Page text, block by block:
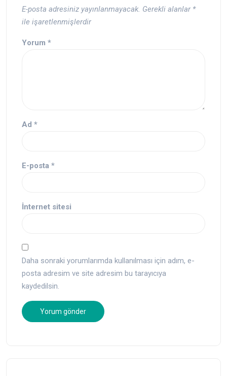
E-posta adresiniz yayınlanmayacak. Gerekli alanlar *
ile işaretlenmişlerdir
Yorum *
Ad *
E-posta *
İnternet sitesi
Daha sonraki yorumlarımda kullanılması için adım, e-
posta adresim ve site adresim bu tarayıcıya
kaydedilsin.